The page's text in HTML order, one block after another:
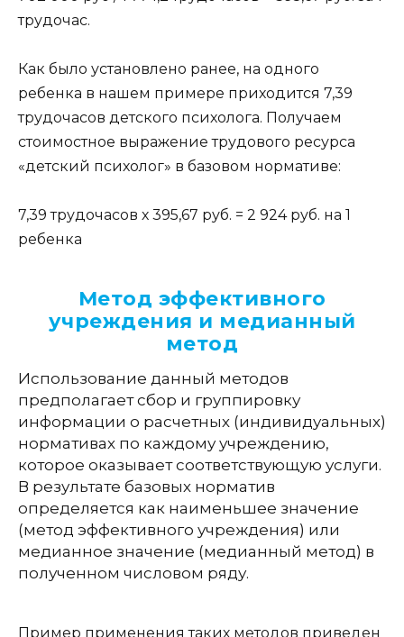
трудочас.
Как было установлено ранее, на одного
ребенка в нашем примере приходится 7,39
трудочасов детского психолога. Получаем
стоимостное выражение трудового ресурса
«детский психолог» в базовом нормативе:
7,39 трудочасов х 395,67 руб. = 2 924 руб. на 1
ребенка
Метод эффективного
учреждения и медианный
метод
Использование данный методов
предполагает сбор и группировку
информации о расчетных (индивидуальных)
нормативах по каждому учреждению,
которое оказывает соответствующую услуги.
В результате базовых норматив
определяется как наименьшее значение
(метод эффективного учреждения) или
медианное значение (медианный метод) в
полученном числовом ряду.
Пример применения таких методов приведен